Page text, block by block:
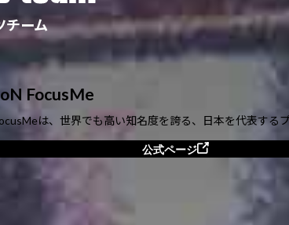
チーム
FocusMe
は、世界でも高い知名度を誇る、日本を代表する
公式ページ